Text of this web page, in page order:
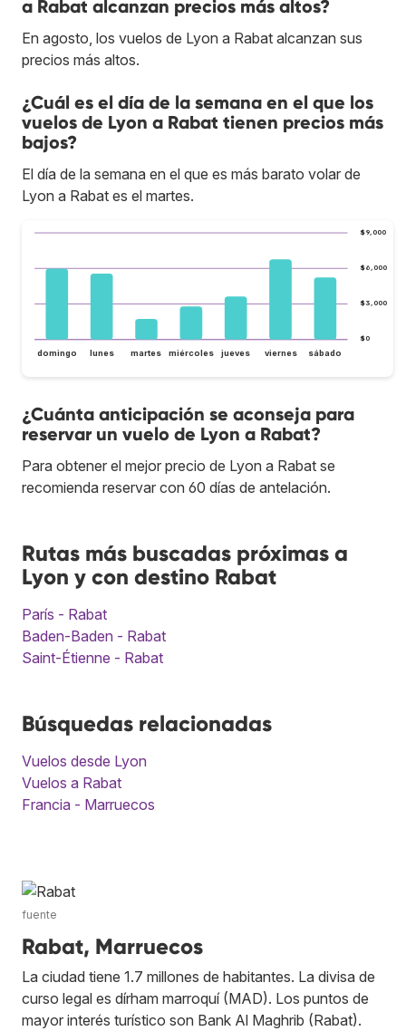
a Rabat alcanzan precios más altos?
En agosto, los vuelos de Lyon a Rabat alcanzan sus
precios más altos.
¿Cuál es el día de la semana en el que los
vuelos de Lyon a Rabat tienen precios más
bajos?
El día de la semana en el que es más barato volar de
Lyon a Rabat es el martes.
$0
$3,000
$6,000
$9,000
domingo lunes martes miércoles jueves viernes sábado
¿Cuánta anticipación se aconseja para
reservar un vuelo de Lyon a Rabat?
Para obtener el mejor precio de Lyon a Rabat se
recomienda reservar con 60 días de antelación.
Rutas más buscadas próximas a
Lyon y con destino Rabat
París - Rabat
Baden-Baden - Rabat
Saint-Étienne - Rabat
Búsquedas relacionadas
Vuelos desde Lyon
Vuelos a Rabat
Francia - Marruecos
fuente
Rabat, Marruecos
La ciudad tiene 1.7 millones de habitantes. La divisa de
curso legal es dírham marroquí (MAD). Los puntos de
mayor interés turístico son Bank Al Maghrib (Rabat).